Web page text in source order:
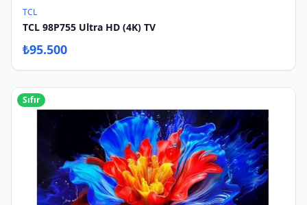
TCL
TCL 98P755 Ultra HD (4K) TV
₺95.500
Sıfır